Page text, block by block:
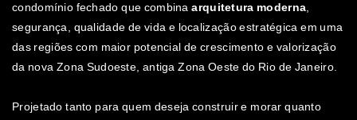
condomínio fechado que combinaarquitetura moderna
segurança, qualidade de vida e localização estratégica em uma
das regiões com maior potencial de crescimento e valorização
da nova Zona Sudoeste, antiga Zona Oeste do Rio de Janeiro.
Projetado tanto para quem deseja construir e morar quanto